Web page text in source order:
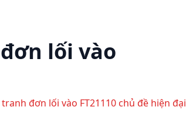
lối vào
đơn lối vào FT21110 chủ đề hiện đại